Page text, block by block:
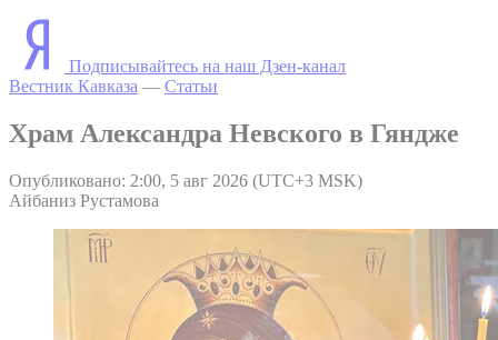
Подписывайтесь на наш Дзен-канал
Вестник Кавказа — Статьи
Храм Александра Невского в Гяндже
Опубликовано: 2:00, 5 авг 2026 (UTC+3 MSK)
Айбаниз Рустамова